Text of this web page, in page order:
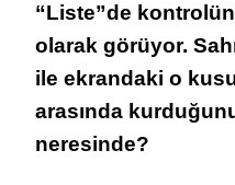
“Liste”de
olarak görüyor.
ile ekrandaki o
arasında
neresinde?